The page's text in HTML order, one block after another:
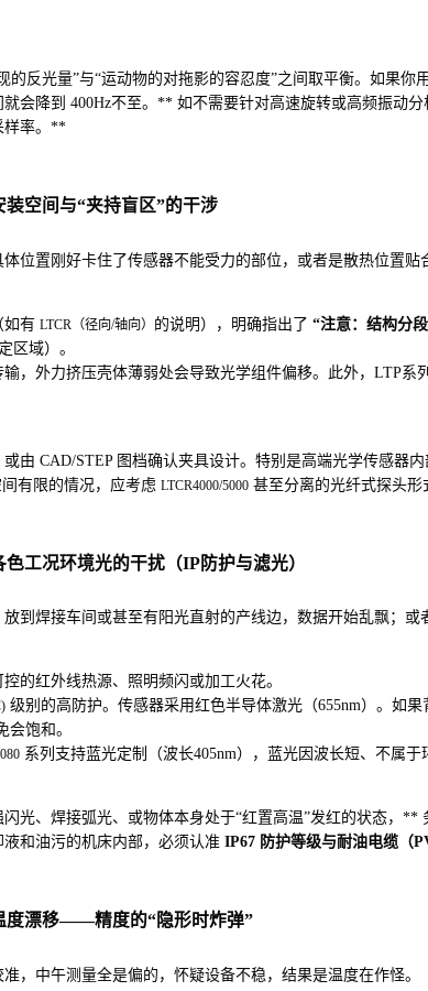
的反光量”与“运动物的对拖影的容忍度”之间取平衡。如果你
会降到 400Hz不至。** 如不需要针对高速旋转或高频振动
样率。**
装空间与“夹持盲区”的干涉
位置刚好卡住了传感器不能受力的部位，或者是散热位置贴
如有 LTCR（径向/轴向） 的说明），明确指出了 “注意：结构分
区域）。
，外力挤压壳体薄弱处会导致光学组件偏移。此外，LTP系
由 CAD/STEP 图档确认夹具设计。特别是高端光学传感器
有限的情况，应考虑 LTCR4000/5000甚至分离的光纤式探头形
工况环境光的干扰（IP防护与滤光）
到焊接车间或甚至有阳光直射的产线边，数据开始乱飘；或
的红外线热源、照明频闪或加工火花。
级别的高防护。传感器采用红色半导体激光（655nm）。如果
会饱和。
系列支持蓝光定制（波长405nm），蓝光因波长短、不属于
光、焊接弧光、或物体本身处于“红置高温”发红的状态，**
和油污的机床内部，必须认准 IP67 防护等级与耐油电缆（
度漂移——精度的“隐形时炸弹”
，中午测量全是偏的，怀疑设备不稳，结果是温度在作怪。